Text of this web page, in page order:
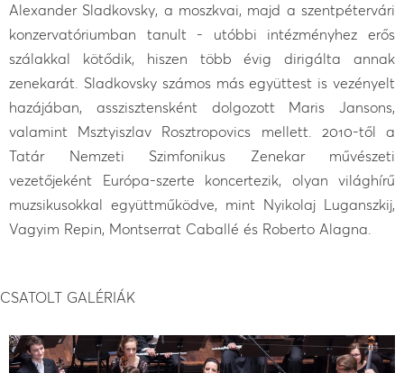
Alexander Sladkovsky, a moszkvai, majd a szentpétervári
konzervatóriumban tanult - utóbbi intézményhez erős
szálakkal kötődik, hiszen több évig dirigálta annak
zenekarát. Sladkovsky számos más együttest is vezényelt
hazájában, asszisztensként dolgozott Maris Jansons,
valamint Msztyiszlav Rosztropovics mellett. 2010-től a
Tatár Nemzeti Szimfonikus Zenekar művészeti
vezetőjeként Európa-szerte koncertezik, olyan világhírű
muzsikusokkal együttműködve, mint Nyikolaj Luganszkij,
Vagyim Repin, Montserrat Caballé és Roberto Alagna.
CSATOLT GALÉRIÁK